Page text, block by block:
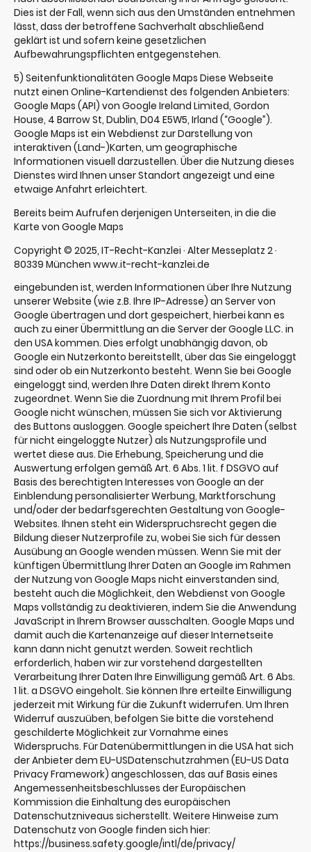
Dies ist der Fall, wenn sich aus den Umständen entnehmen
lässt, dass der betroffene Sachverhalt abschließend
geklärt ist und sofern keine gesetzlichen
Aufbewahrungspflichten entgegenstehen.
5) Seitenfunktionalitäten Google Maps Diese Webseite
nutzt einen Online-Kartendienst des folgenden Anbieters:
Google Maps (API) von Google Ireland Limited, Gordon
House, 4 Barrow St, Dublin, D04 E5W5, Irland (“Google”).
Google Maps ist ein Webdienst zur Darstellung von
interaktiven (Land-)Karten, um geographische
Informationen visuell darzustellen. Über die Nutzung dieses
Dienstes wird Ihnen unser Standort angezeigt und eine
etwaige Anfahrt erleichtert.
Bereits beim Aufrufen derjenigen Unterseiten, in die die
Karte von Google Maps
Copyright © 2025, IT-Recht-Kanzlei · Alter Messeplatz 2 ·
80339 München www.it-recht-kanzlei.de
eingebunden ist, werden Informationen über Ihre Nutzung
unserer Website (wie z.B. Ihre IP-Adresse) an Server von
Google übertragen und dort gespeichert, hierbei kann es
auch zu einer Übermittlung an die Server der Google LLC. in
den USA kommen. Dies erfolgt unabhängig davon, ob
Google ein Nutzerkonto bereitstellt, über das Sie eingeloggt
sind oder ob ein Nutzerkonto besteht. Wenn Sie bei Google
eingeloggt sind, werden Ihre Daten direkt Ihrem Konto
zugeordnet. Wenn Sie die Zuordnung mit Ihrem Profil bei
Google nicht wünschen, müssen Sie sich vor Aktivierung
des Buttons ausloggen. Google speichert Ihre Daten (selbst
für nicht eingeloggte Nutzer) als Nutzungsprofile und
wertet diese aus. Die Erhebung, Speicherung und die
Auswertung erfolgen gemäß Art. 6 Abs. 1 lit. f DSGVO auf
Basis des berechtigten Interesses von Google an der
Einblendung personalisierter Werbung, Marktforschung
und/oder der bedarfsgerechten Gestaltung von Google-
Websites. Ihnen steht ein Widerspruchsrecht gegen die
Bildung dieser Nutzerprofile zu, wobei Sie sich für dessen
Ausübung an Google wenden müssen. Wenn Sie mit der
künftigen Übermittlung Ihrer Daten an Google im Rahmen
der Nutzung von Google Maps nicht einverstanden sind,
besteht auch die Möglichkeit, den Webdienst von Google
Maps vollständig zu deaktivieren, indem Sie die Anwendung
JavaScript in Ihrem Browser ausschalten. Google Maps und
damit auch die Kartenanzeige auf dieser Internetseite
kann dann nicht genutzt werden. Soweit rechtlich
erforderlich, haben wir zur vorstehend dargestellten
Verarbeitung Ihrer Daten Ihre Einwilligung gemäß Art. 6 Abs.
1 lit. a DSGVO eingeholt. Sie können Ihre erteilte Einwilligung
jederzeit mit Wirkung für die Zukunft widerrufen. Um Ihren
Widerruf auszuüben, befolgen Sie bitte die vorstehend
geschilderte Möglichkeit zur Vornahme eines
Widerspruchs. Für Datenübermittlungen in die USA hat sich
der Anbieter dem EU-USDatenschutzrahmen (EU-US Data
Privacy Framework) angeschlossen, das auf Basis eines
Angemessenheitsbeschlusses der Europäischen
Kommission die Einhaltung des europäischen
Datenschutzniveaus sicherstellt. Weitere Hinweise zum
Datenschutz von Google finden sich hier:
https://business.safety.google/intl/de/privacy/